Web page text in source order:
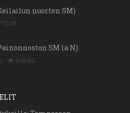
nuorten SM)
71195
SM la N)
69062